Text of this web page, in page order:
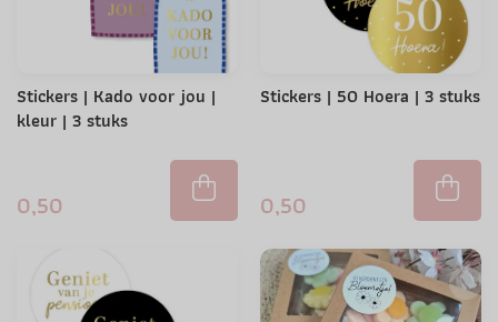
Stickers | Kado voor jou |
kleur | 3 stuks
0,50
Stickers | 50 Hoera | 3 stuks
0,50